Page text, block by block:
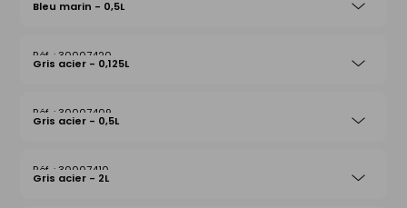
Bleu marin - 0,5L
30007420
Gris acier - 0,125L
30007409
Gris acier - 0,5L
30007410
Gris acier - 2L